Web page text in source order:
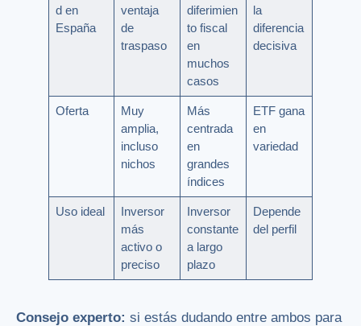
d en
España
ventaja
de
traspaso
diferimien
to fiscal
en
muchos
casos
la
diferencia
decisiva
Oferta
Muy
amplia,
incluso
nichos
Más
centrada
en
grandes
índices
ETF gana
en
variedad
Uso ideal
Inversor
más
activo o
preciso
Inversor
constante
a largo
plazo
Depende
del perfil
Consejo experto: si estás dudando entre ambos para